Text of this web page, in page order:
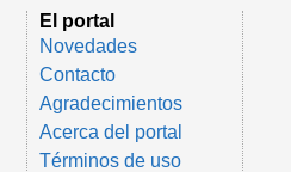
El portal
Novedades
Contacto
Agradecimientos
Acerca del portal
Términos de uso